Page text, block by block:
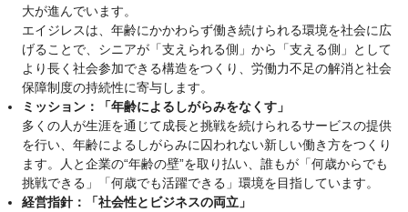
大が進んでいます。
エイジレスは、年齢にかかわらず働き続けられる環境を社会に広
げることで、シニアが「支えられる側」から「支える側」として
より長く社会参加できる構造をつくり、労働力不足の解消と社会
保障制度の持続性に寄与します。
ミッション：「年齢によるしがらみをなくす」
多くの人が生涯を通じて成長と挑戦を続けられるサービスの提供
を行い、年齢によるしがらみに囚われない新しい働き方をつくり
ます。人と企業の“年齢の壁”を取り払い、誰もが「何歳からでも
挑戦できる」「何歳でも活躍できる」環境を目指しています。
経営指針：「社会性とビジネスの両立」